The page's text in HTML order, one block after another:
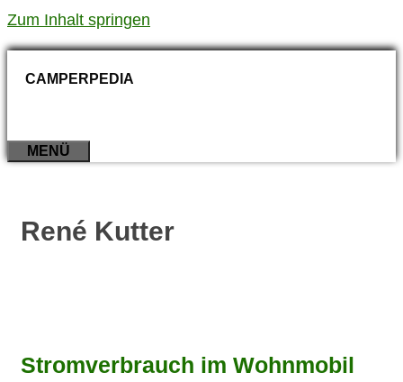
Zum Inhalt springen
CAMPERPEDIA
MENÜ
René Kutter
Stromverbrauch im Wohnmobil